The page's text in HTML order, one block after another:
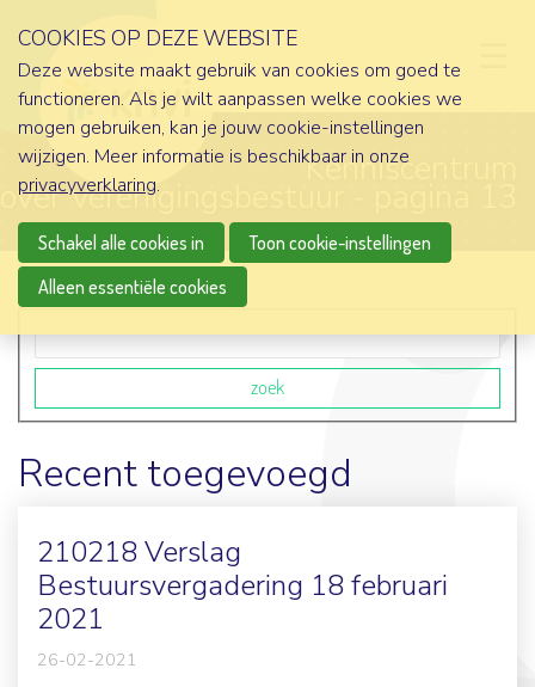
Kenniscentrum
Verenigingsbestuur - pagina 13
Zoekveld
zoek
Recent toegevoegd
210218 Verslag
Bestuursvergadering 18 februari
2021
26-02-2021
COOKIES OP DEZE WEBSITE
Deze website maakt gebruik van cookies om goed te
functioneren. Als je wilt aanpassen welke cookies we
mogen gebruiken, kan je jouw cookie-instellingen
wijzigen. Meer informatie is beschikbaar in onze
privacyverklaring.
Schakel alle cookies in
Toon cookie-instellingen
Alleen essentiële cookies